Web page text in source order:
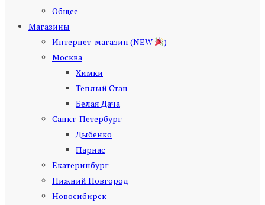
Общее
Магазины
Интернет-магазин (NEW
)
Москва
Химки
Теплый Стан
Белая Дача
Санкт-Петербург
Дыбенко
Парнас
Екатеринбург
Нижний Новгород
Новосибирск